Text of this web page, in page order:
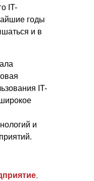
IT-
годы
и в
IT-
и
,